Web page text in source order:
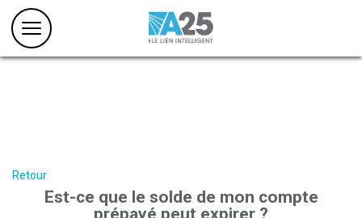
Retour
Est-ce que le solde de mon compte
prépayé peut expirer ?